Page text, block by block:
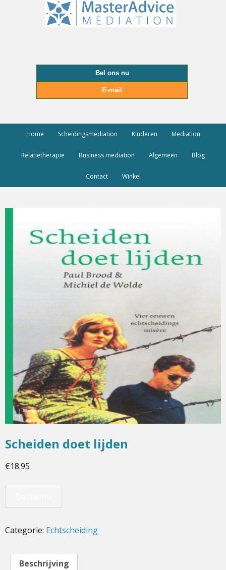
Bel ons nu
E-mail
Home Scheidingsmediation Kinderen Mediation
Relatietherapie Business mediation Algemeen Blog
Contact Winkel
Scheiden doet lijden
€18.95
Categorie: Echtscheiding
Beschrijving